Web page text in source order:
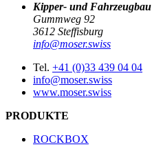
Kipper- und Fahrzeugbau
Gummweg 92
3612 Steffisburg
info@moser.swiss
Tel. +41 (0)33 439 04 04
info@moser.swiss
www.moser.swiss
PRODUKTE
ROCKBOX